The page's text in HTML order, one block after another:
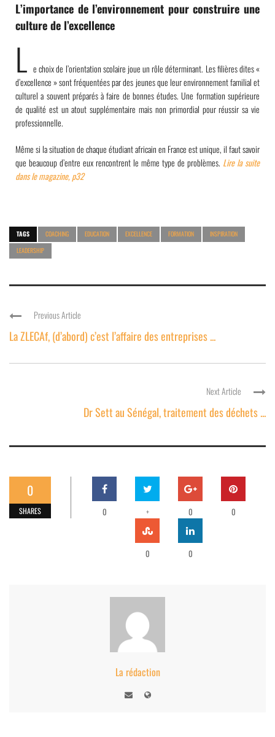
L’importance de l’environnement pour construire une
culture de l’excellence
L e choix de l’orientation scolaire joue un rôle déterminant. Les filières dites «
d’excellence » sont fréquentées par des jeunes que leur environnement familial et
culturel a souvent préparés à faire de bonnes études. Une formation supérieure
de qualité est un atout supplémentaire mais non primordial pour réussir sa vie
professionnelle.
Même si la situation de chaque étudiant africain en France est unique, il faut savoir
que beaucoup d’entre eux rencontrent le même type de problèmes. Lire la suite
dans le magazine, p32
TAGS COACHING EDUCATION EXCELLENCE FORMATION
INSPIRATION
LEADERSHIP
Previous Article
La ZLECAf, (d’abord) c’est l’affaire des entreprises ...
Next Article
Dr Sett au Sénégal, traitement des déchets ...
0
SHARES 0 + 0 0
0 0
La rédaction